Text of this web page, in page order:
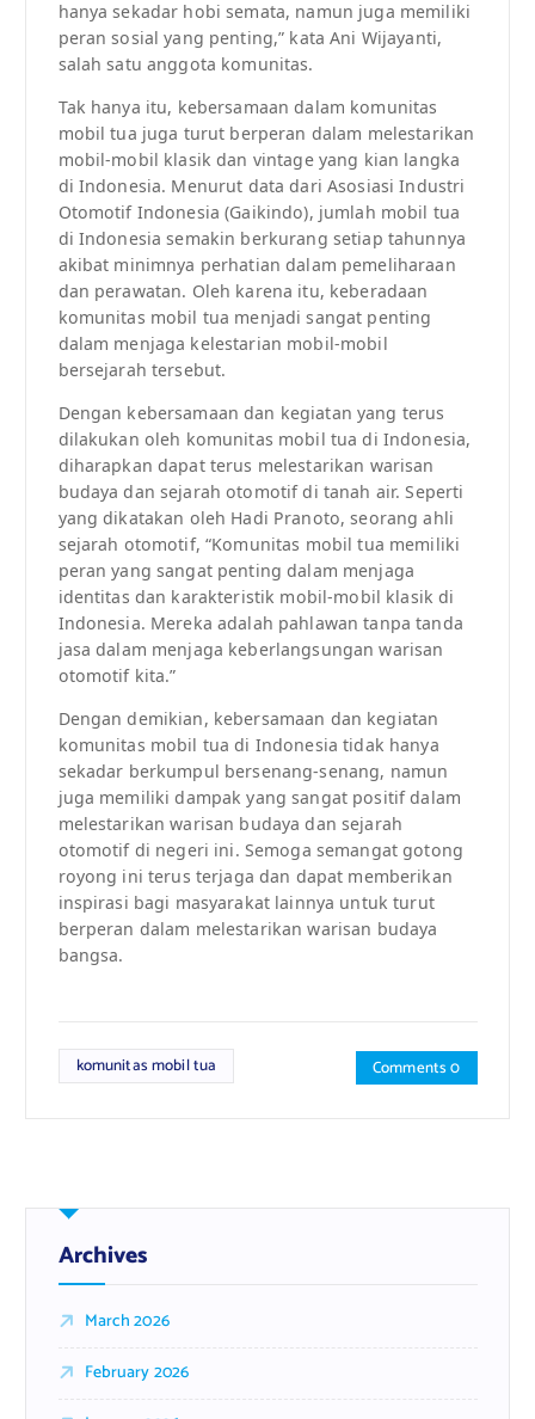
hanya sekadar hobi semata, namun juga memiliki
peran sosial yang penting,” kata Ani Wijayanti,
salah satu anggota komunitas.
Tak hanya itu, kebersamaan dalam komunitas
mobil tua juga turut berperan dalam melestarikan
mobil-mobil klasik dan vintage yang kian langka
di Indonesia. Menurut data dari Asosiasi Industri
Otomotif Indonesia (Gaikindo), jumlah mobil tua
di Indonesia semakin berkurang setiap tahunnya
akibat minimnya perhatian dalam pemeliharaan
dan perawatan. Oleh karena itu, keberadaan
komunitas mobil tua menjadi sangat penting
dalam menjaga kelestarian mobil-mobil
bersejarah tersebut.
Dengan kebersamaan dan kegiatan yang terus
dilakukan oleh komunitas mobil tua di Indonesia,
diharapkan dapat terus melestarikan warisan
budaya dan sejarah otomotif di tanah air. Seperti
yang dikatakan oleh Hadi Pranoto, seorang ahli
sejarah otomotif, “Komunitas mobil tua memiliki
peran yang sangat penting dalam menjaga
identitas dan karakteristik mobil-mobil klasik di
Indonesia. Mereka adalah pahlawan tanpa tanda
jasa dalam menjaga keberlangsungan warisan
otomotif kita.”
Dengan demikian, kebersamaan dan kegiatan
komunitas mobil tua di Indonesia tidak hanya
sekadar berkumpul bersenang-senang, namun
juga memiliki dampak yang sangat positif dalam
melestarikan warisan budaya dan sejarah
otomotif di negeri ini. Semoga semangat gotong
royong ini terus terjaga dan dapat memberikan
inspirasi bagi masyarakat lainnya untuk turut
berperan dalam melestarikan warisan budaya
bangsa.
komunitas mobil tua Comments 0
Archives
March 2026
February 2026